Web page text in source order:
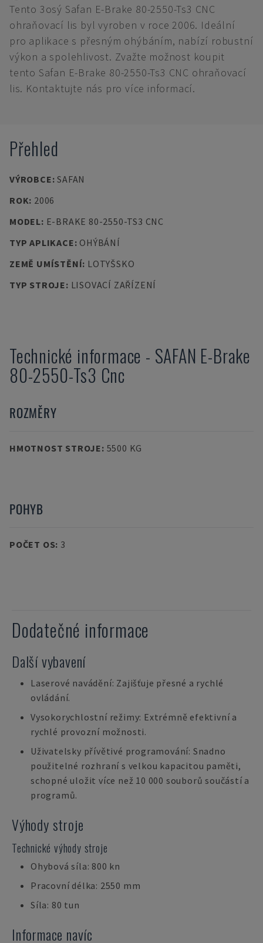
Tento 3osý Safan E-Brake 80-2550-Ts3 CNC
ohraňovací lis byl vyroben v roce 2006. Ideální
pro aplikace s přesným ohýbáním, nabízí robustní
výkon a spolehlivost. Zvažte možnost koupit
tento Safan E-Brake 80-2550-Ts3 CNC ohraňovací
lis. Kontaktujte nás pro více informací.
Přehled
VÝROBCE:SAFAN
ROK: 2006
MODEL: E-BRAKE 80-2550-TS3 CNC
TYP APLIKACE: OHÝBÁNÍ
ZEMĚ UMÍSTĚNÍ: LOTYŠSKO
TYP STROJE: LISOVACÍ ZAŘÍZENÍ
Technické informace - SAFAN E-Brake
80-2550-Ts3 Cnc
ROZMĚRY
HMOTNOST STROJE: 5500 KG
POHYB
POČET OS: 3
Dodatečné informace
Další vybavení
Laserové navádění: Zajišťuje přesné a rychlé
ovládání.
Vysokorychlostní režimy: Extrémně efektivní a
rychlé provozní možnosti.
Uživatelsky přívětivé programování: Snadno
použitelné rozhraní s velkou kapacitou paměti,
schopné uložit více než 10 000 souborů součástí a
programů.
Výhody stroje
Technické výhody stroje
Ohybová síla: 800 kn
Pracovní délka: 2550 mm
Síla: 80 tun
Informace navíc